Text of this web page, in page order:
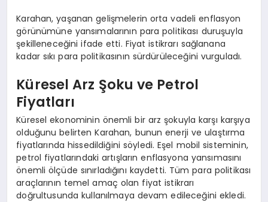
Karahan, yaşanan gelişmelerin orta vadeli enflasyon
görünümüne yansımalarının para politikası duruşuyla
şekilleneceğini ifade etti. Fiyat istikrarı sağlanana
kadar sıkı para politikasının sürdürüleceğini vurguladı.
Küresel Arz Şoku ve Petrol
Fiyatları
Küresel ekonominin önemli bir arz şokuyla karşı karşıya
olduğunu belirten Karahan, bunun enerji ve ulaştırma
fiyatlarında hissedildiğini söyledi. Eşel mobil sisteminin,
petrol fiyatlarındaki artışların enflasyona yansımasını
önemli ölçüde sınırladığını kaydetti. Tüm para politikası
araçlarının temel amaç olan fiyat istikrarı
doğrultusunda kullanılmaya devam edileceğini ekledi.